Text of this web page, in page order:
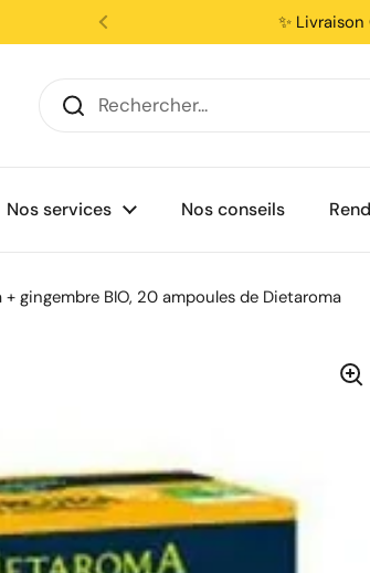
✨ Livraison
Nos services Nos conseils
gingembre BIO, 20 ampoules de Dietaroma